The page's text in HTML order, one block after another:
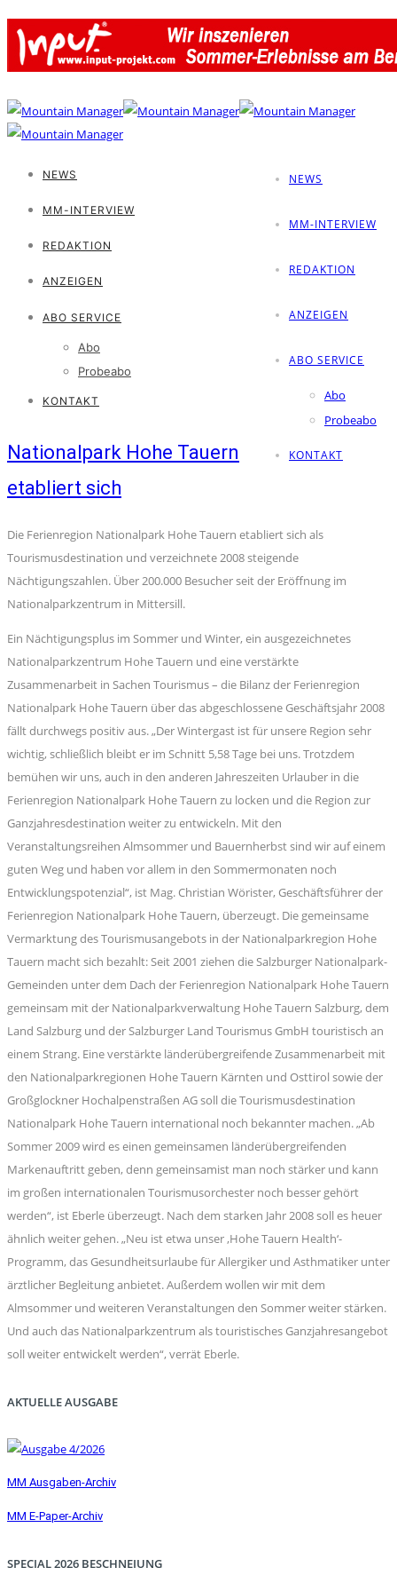
NEWS
MM-INTERVIEW
REDAKTION
ANZEIGEN
ABO SERVICE
Abo
Probeabo
KONTAKT
NEWS
MM-INTERVIEW
REDAKTION
ANZEIGEN
ABO SERVICE
Abo
Probeabo
KONTAKT
Nationalpark Hohe Tauern
etabliert sich
Die Ferienregion Nationalpark Hohe Tauern etabliert sich als
Tourismusdestination und verzeichnete 2008 steigende
Nächtigungszahlen. Über 200.000 Besucher seit der Eröffnung im
Nationalparkzentrum in Mittersill.
Ein Nächtigungsplus im Sommer und Winter, ein ausgezeichnetes
Nationalparkzentrum Hohe Tauern und eine verstärkte
Zusammenarbeit in Sachen Tourismus – die Bilanz der Ferienregion
Nationalpark Hohe Tauern über das abgeschlossene Geschäftsjahr 2008
fällt durchwegs positiv aus. „Der Wintergast ist für unsere Region sehr
wichtig, schließlich bleibt er im Schnitt 5,58 Tage bei uns. Trotzdem
bemühen wir uns, auch in den anderen Jahreszeiten Urlauber in die
Ferienregion Nationalpark Hohe Tauern zu locken und die Region zur
Ganzjahresdestination weiter zu entwickeln. Mit den
Veranstaltungsreihen Almsommer und Bauernherbst sind wir auf einem
guten Weg und haben vor allem in den Sommermonaten noch
Entwicklungspotenzial“, ist Mag. Christian Wörister, Geschäftsführer der
Ferienregion Nationalpark Hohe Tauern, überzeugt. Die gemeinsame
Vermarktung des Tourismusangebots in der Nationalparkregion Hohe
Tauern macht sich bezahlt: Seit 2001 ziehen die Salzburger Nationalpark-
Gemeinden unter dem Dach der Ferienregion Nationalpark Hohe Tauern
gemeinsam mit der Nationalparkverwaltung Hohe Tauern Salzburg, dem
Land Salzburg und der Salzburger Land Tourismus GmbH touristisch an
einem Strang. Eine verstärkte länderübergreifende Zusammenarbeit mit
den Nationalparkregionen Hohe Tauern Kärnten und Osttirol sowie der
Großglockner Hochalpenstraßen AG soll die Tourismusdestination
Nationalpark Hohe Tauern international noch bekannter machen. „Ab
Sommer 2009 wird es einen gemeinsamen länderübergreifenden
Markenauftritt geben, denn gemeinsamist man noch stärker und kann
im großen internationalen Tourismusorchester noch besser gehört
werden“, ist Eberle überzeugt. Nach dem starken Jahr 2008 soll es heuer
ähnlich weiter gehen. „Neu ist etwa unser ‚Hohe Tauern Health‘-
Programm, das Gesundheitsurlaube für Allergiker und Asthmatiker unter
ärztlicher Begleitung anbietet. Außerdem wollen wir mit dem
Almsommer und weiteren Veranstaltungen den Sommer weiter stärken.
Und auch das Nationalparkzentrum als touristisches Ganzjahresangebot
soll weiter entwickelt werden“, verrät Eberle.
AKTUELLE AUSGABE
MM Ausgaben-Archiv
MM E-Paper-Archiv
SPECIAL 2026 BESCHNEIUNG